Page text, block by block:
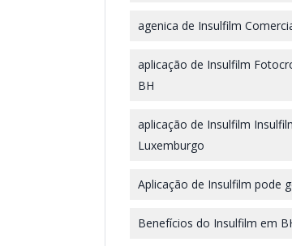
agenica de Insulfilm
aplicação de Insulfilm
BH
aplicação de Insulfilm
Luxemburgo
Aplicação de Insulfilm pode
Benefícios do Insulfilm em